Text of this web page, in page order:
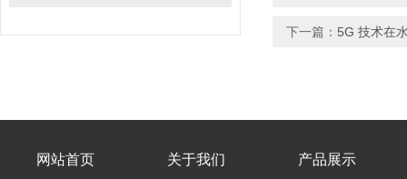
下一篇： 5G 技术在
网站首页 关于我们 产品展示